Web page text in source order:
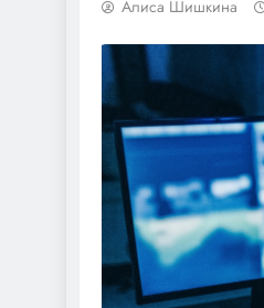
Алиса Шишкина